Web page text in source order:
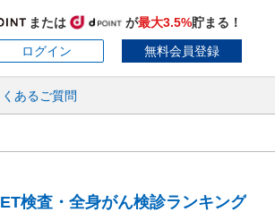
または が最大3.5%貯まる！
ログイン
無料会員登録
くあるご質問
検査・全身がん検診ランキング